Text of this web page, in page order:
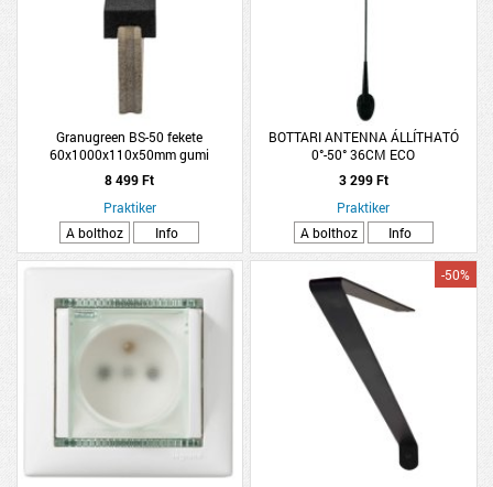
Granugreen BS-50 fekete
60x1000x110x50mm gumi
peremszegély
8 499 Ft
Praktiker
A bolthoz
Info
BOTTARI ANTENNA ÁLLÍTHATÓ
0°-50° 36CM ECO
3 299 Ft
Praktiker
A bolthoz
Info
-50%